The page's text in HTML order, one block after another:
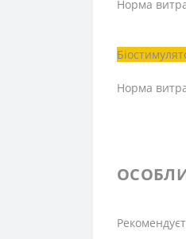
Норма
Норма